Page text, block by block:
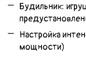
Будильник:
Настройка
мощности)